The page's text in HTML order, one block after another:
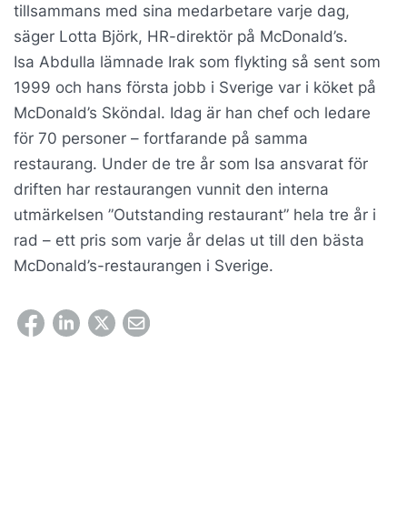
tillsammans med sina medar­betare varje dag,
säger Lotta Björk, HR-direktör på McDonald’s.
Isa Abdulla lämnade Irak som flykting så sent som
1999 och hans första jobb i Sverige var i köket på
McDonald’s Sköndal. Idag är han chef och ledare
för 70 personer – fortfarande på samma
restaurang. Under de tre år som Isa ansvarat för
driften har restaurangen vunnit den interna
utmärkelsen ”Outstanding restaurant” hela tre år i
rad – ett pris som varje år delas ut till den bästa
McDonald’s-restaurangen i Sverige.